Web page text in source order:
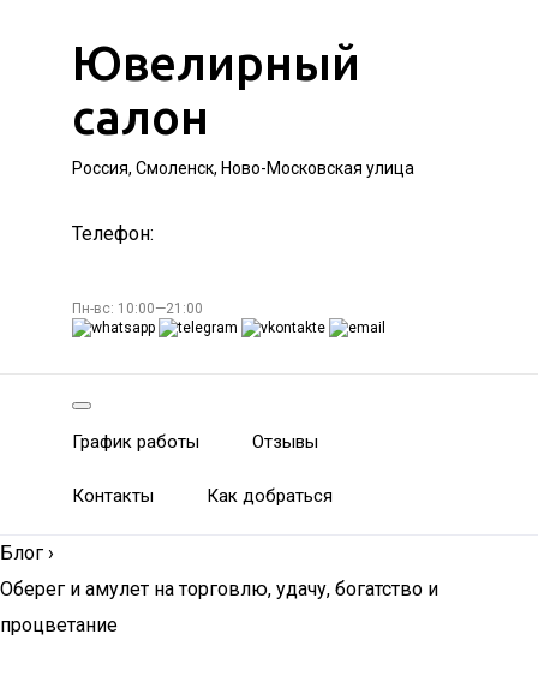
Ювелирный
салон
Россия, Смоленск, Ново-Московская улица
Телефон:
Пн-вс: 10:00—21:00
График работы Отзывы
Контакты Как добраться
Блог ›
Оберег и амулет на торговлю, удачу, богатство и
процветание